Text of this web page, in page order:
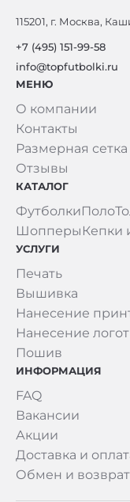
115201, г. Москва,
+7 (495) 151-99-58
info@topfutbolki.ru
МЕНЮ
О компании
Контакты
Размерная сетка
Отзывы
КАТАЛОГ
ФутболкиПоло
Шопперы Кепки
УСЛУГИ
Печать
Вышивка
Нанесение
Нанесение
Пошив
ИНФОРМАЦИЯ
FAQ
Вакансии
Акции
Доставка и
Обмен и возврат